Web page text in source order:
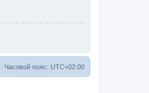
Часовой пояс: UTC+02:00